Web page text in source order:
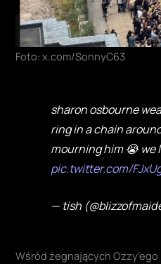
Foto: x.com/SonnyC63
sharon osbourne
ring in a chain
mourning him 😭 we
pic.twitter.com/
— tish
Wśród żegnających